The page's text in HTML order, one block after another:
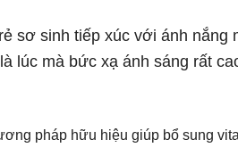
sơ sinh tiếp xúc với ánh nắng
lúc mà bức xạ ánh sáng rất